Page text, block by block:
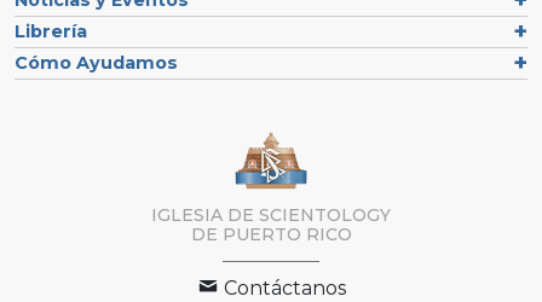
Librería
Cómo Ayudamos
IGLESIA DE SCIENTOLOGY
DE PUERTO RICO
Contáctanos